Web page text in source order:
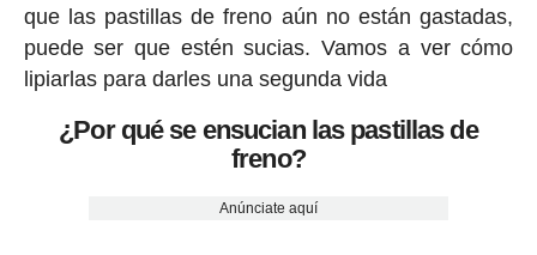
que las pastillas de freno aún no están gastadas,
puede ser que estén sucias. Vamos a ver cómo
lipiarlas para darles una segunda vida
¿Por qué se ensucian las pastillas de
freno?
Anúnciate aquí